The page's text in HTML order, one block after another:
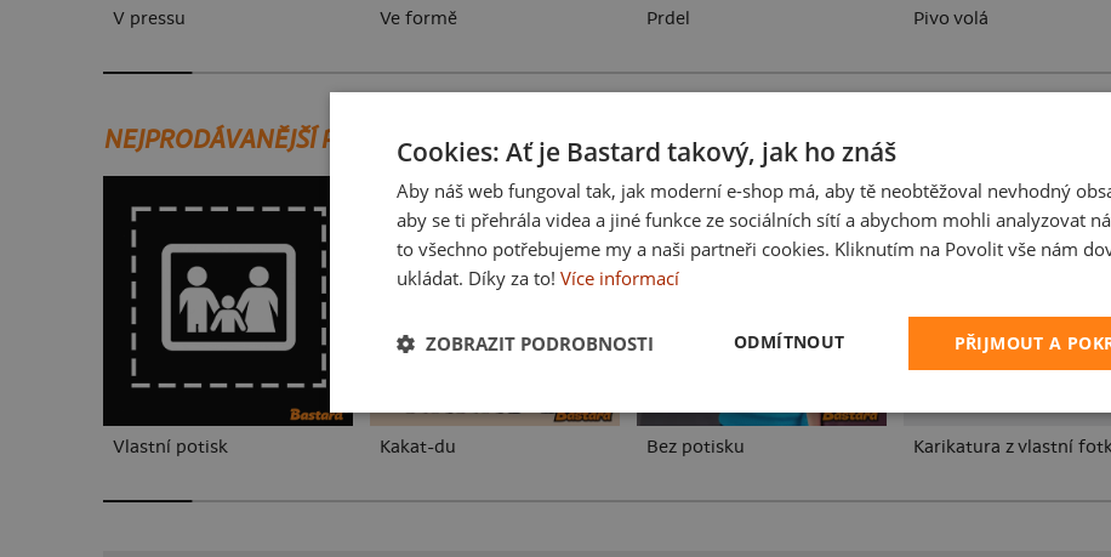
V pressu Ve formě Prdel Pivo volá
NEJPRODÁVANĚJŠÍ POTISKY
Vlastní potisk Kakat-du Bez potisku Karikatura z vlastní
Cookies: Ať je Bastard takový, jak ho znáš
Aby náš web fungoval tak, jak moderní e-shop má, aby tě neobtěžoval nevhodný
aby se ti přehrála videa a jiné funkce ze sociálních sítí a abychom mohli analyzovat
to všechno potřebujeme my a naši partneři cookies. Kliknutím na Povolit vše nám
ukládat. Díky za to! Více informací
PŘIJMOUT A
ODMÍTNOUT
ZOBRAZIT PODROBNOSTI